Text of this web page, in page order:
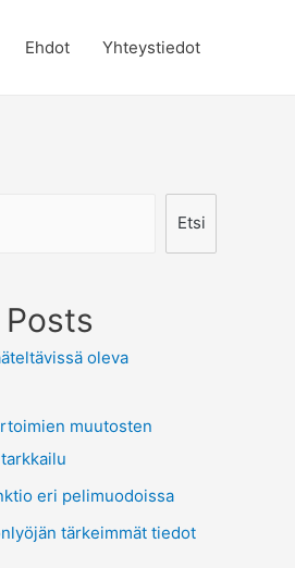
Ehdot Yhteystiedot
Etsi
oleva
muutosten
eri pelimuodoissa
tärkeimmät tiedot